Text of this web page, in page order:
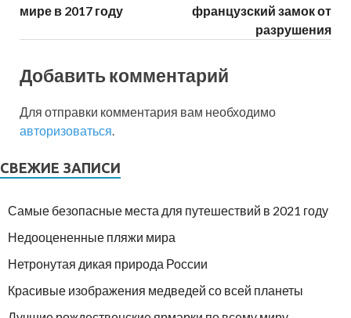
мире в 2017 году
французский замок от
разрушения
Добавить комментарий
Для отправки комментария вам необходимо
авторизоваться.
СВЕЖИЕ ЗАПИСИ
Самые безопасные места для путешествий в 2021 году
Недооцененные пляжи мира
Нетронутая дикая природа России
Красивые изображения медведей со всей планеты